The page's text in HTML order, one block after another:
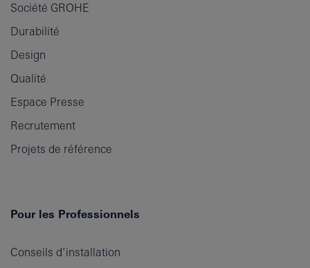
Société GROHE
Durabilité
Design
Qualité
Espace Presse
Recrutement
Projets de référence
Pour les Professionnels
Conseils d’installation